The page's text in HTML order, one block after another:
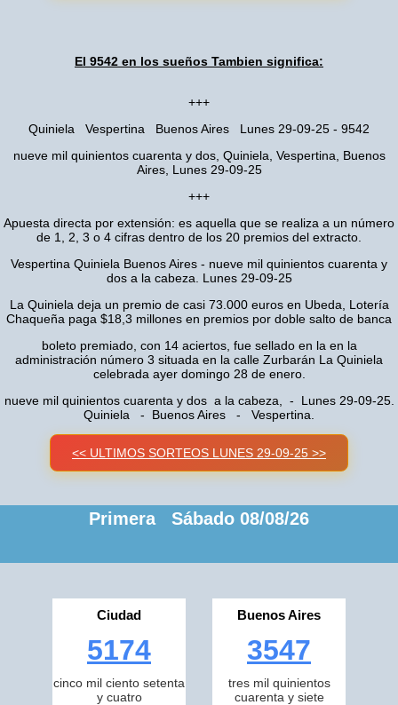
El 9542 en los sueños Tambien significa:
+++
Quiniela Vespertina Buenos Aires Lunes 29-09-25 - 9542
nueve mil quinientos cuarenta y dos, Quiniela, Vespertina, Buenos
Aires, Lunes 29-09-25
+++
Apuesta directa por extensión: es aquella que se realiza a un número
de 1, 2, 3 o 4 cifras dentro de los 20 premios del extracto.
Vespertina Quiniela Buenos Aires - nueve mil quinientos cuarenta y
dos a la cabeza. Lunes 29-09-25
La Quiniela deja un premio de casi 73.000 euros en Ubeda, Lotería
Chaqueña paga $18,3 millones en premios por doble salto de banca
boleto premiado, con 14 aciertos, fue sellado en la en la
administración número 3 situada en la calle Zurbarán La Quiniela
celebrada ayer domingo 28 de enero.
nueve mil quinientos cuarenta y dos a la cabeza, - Lunes 29-09-25.
Quiniela - Buenos Aires - Vespertina.
<< ULTIMOS SORTEOS LUNES 29-09-25 >>
Primera Sábado 08/08/26
Ciudad
5174
cinco mil ciento setenta
y cuatro
Buenos Aires
3547
tres mil quinientos
cuarenta y siete